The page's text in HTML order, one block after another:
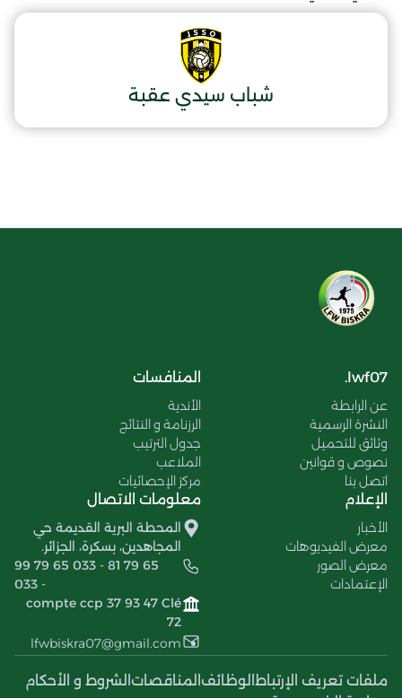
شباب سيدي عقبة
lwf07.
عن الرابطة
النشرة الرسمية
وثائق للتحميل
نصوص و قوانين
اتصل بنا
المنافسات
الأندية
الرزنامة و النتائج
جدول الترتيب
الملاعب
مركز الإحصائيات
الإعلام
الأخبار
معرض الفيديوهات
معرض الصور
الإعتمادات
معلومات الاتصال
المحطة البرية القديمة حي
المجاهدين، بسكرة، الجزائر.
99 79 65 033 - 81 79 65
033 -
compte ccp 37 93 47 Clé
72
lfwbiskra07@gmail.com
ملفات تعريف الإرتباط الوظائف المناقصات الشروط و الأحكام